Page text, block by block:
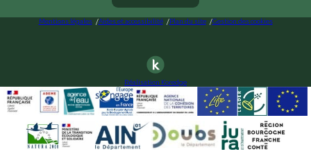
Mentions légales Aides et accessibilité Plan du site Gestion des cookies
Réalisation Koredge